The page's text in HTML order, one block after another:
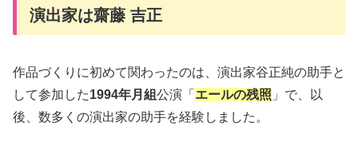
演出家は齋藤 吉正
作品づくりに初めて関わったのは、演出家谷正純の助手と
して参加した1994年月組公演「 エールの残照 」で、以
後、数多くの演出家の助手を経験しました。